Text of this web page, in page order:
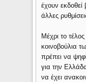
έχουν εκδοθεί
άλλες
Μέχρι το
κοινοβούλια
πρέπει να
για την
να έχει